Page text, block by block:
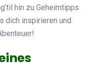
hin zu Geheimtipps
dich inspirieren und